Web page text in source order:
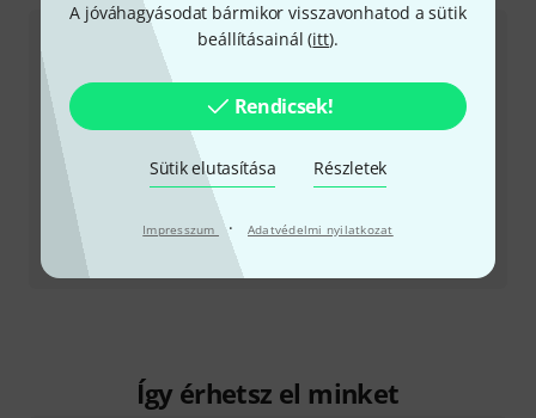
A jóváhagyásodat bármikor visszavonhatod a sütik
beállításainál (itt).
Rendicsek!
Sütik elutasítása Részletek
Impresszum · Adatvédelmi nyilatkozat
Tesztbeszámoló
Így érhetsz el minket